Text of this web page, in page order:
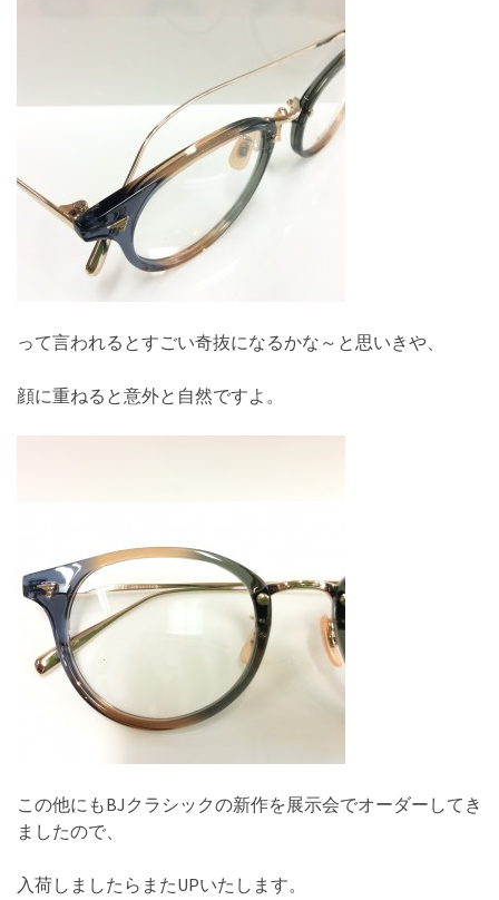
って言われるとすごい奇抜になるかな～と思いきや、
顔に重ねると意外と自然ですよ。
この他にもBJクラシックの新作を展示会でオーダーしてき
ましたので、
入荷しましたらまたUPいたします。